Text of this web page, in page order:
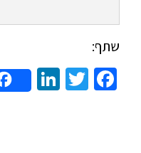
שתף:
Facebook
Twitter